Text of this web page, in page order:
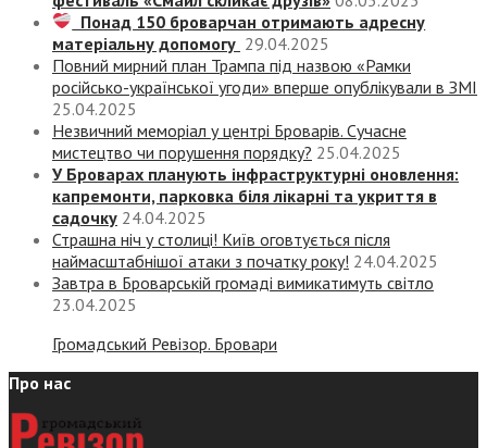
Понад 150 броварчан отримають адресну
матеріальну допомогу 29.04.2025
Повний мирний план Трампа під назвою «‎Рамки
російсько-української угоди» вперше опублікували в ЗМІ
25.04.2025
Незвичний меморіал у центрі Броварів. Сучасне
мистецтво чи порушення порядку? 25.04.2025
У Броварах планують інфраструктурні оновлення:
капремонти, парковка біля лікарні та укриття в
садочку 24.04.2025
Страшна ніч у столиці! Київ оговтується після
наймасштабнішої атаки з початку року! 24.04.2025
Завтра в Броварській громаді вимикатимуть світло
23.04.2025
Громадський Ревізор. Бровари
Про нас